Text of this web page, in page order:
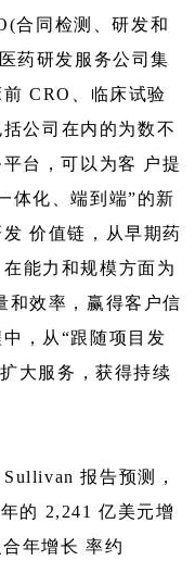
合同检测、研发和
药研发服务公司集
CRO、临床试验
公司在内的为数不
台，可以为客 户提
体化、端到端”的新
价值链，从早期药
能力和规模方面为
和效率，赢得客户信
，从“跟随项目发
大服务，获得持续
报告预测，
的 2,241 亿美元增
年增长 率约